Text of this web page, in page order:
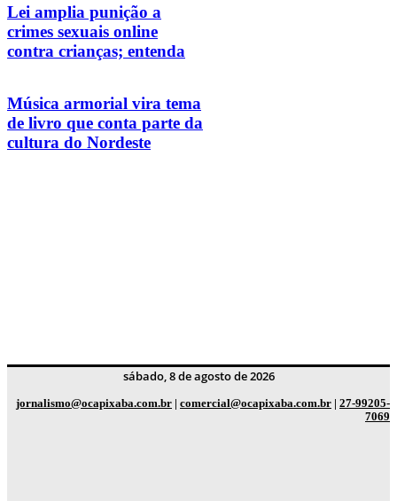
Lei amplia punição a
crimes sexuais online
contra crianças; entenda
Música armorial vira tema
de livro que conta parte da
cultura do Nordeste
sábado, 8 de agosto de 2026
jornalismo@ocapixaba.com.br | comercial@ocapixaba.com.br | 27-99205-
7069